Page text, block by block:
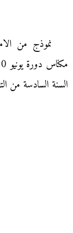
نموذج من
السنة السادسة من